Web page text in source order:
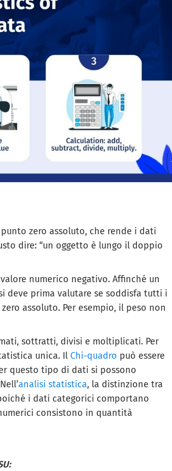
zero assoluto, che rende i dati
dire: “un oggetto è lungo il doppio
numerico negativo. Affinché un
deve prima valutare se soddisfa tutti i
assoluto. Per esempio, il peso non
sottratti, divisi e moltiplicati. Per
unica. Il Chi-quadro può essere
questo tipo di dati si possono
analisi statistica, la distinzione tra
i dati categorici comportano
consistono in quantità